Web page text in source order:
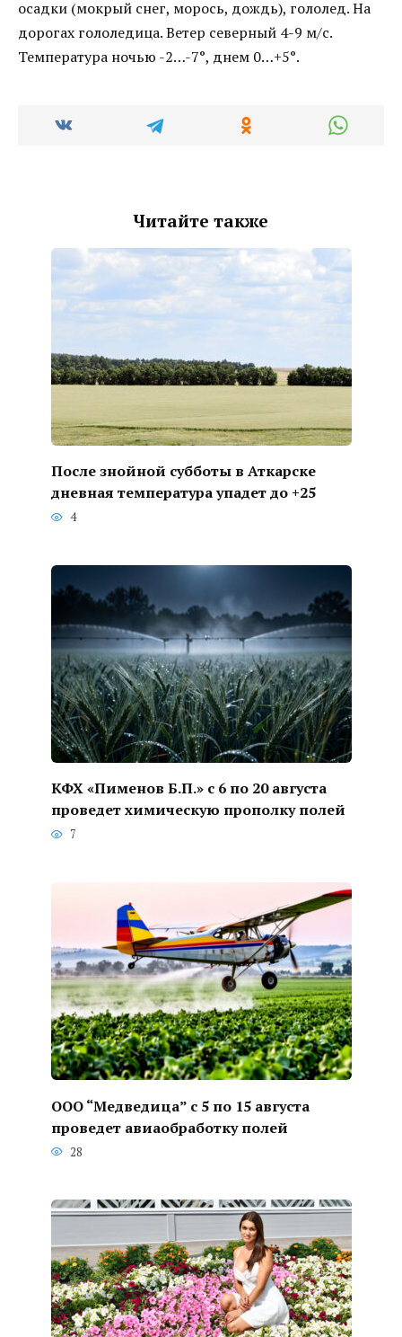
осадки (мокрый снег, морось, дождь), гололед. На
дорогах гололедица. Ветер северный 4-9 м/с.
Температура ночью -2…-7°, днем 0…+5°.
Читайте также
После знойной субботы в Аткарске
дневная температура упадет до +25
4
КФХ «Пименов Б.П.» с 6 по 20 августа
проведет химическую прополку полей
7
ООО “Медведица” с 5 по 15 августа
проведет авиаобработку полей
28